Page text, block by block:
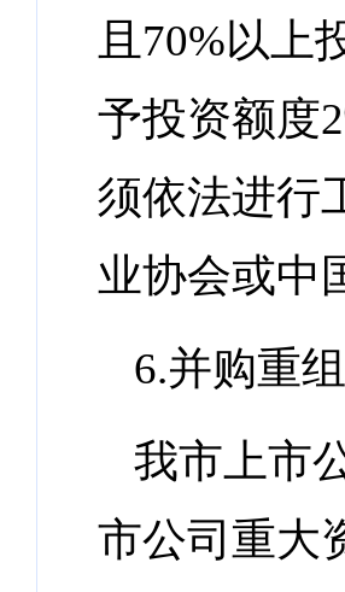
且70%以上
予投资额度
须依法进行
业协会或中
6.并购重
我市上市
市公司重大